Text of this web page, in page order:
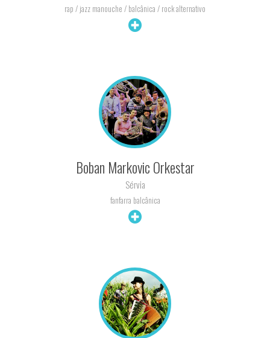
rap / jazz manouche / balcânica / rock alternativo
Boban Markovic Orkestar
Sérvia
fanfarra balcânica